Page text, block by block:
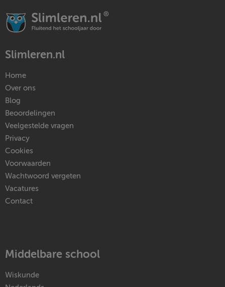
Slimleren.nl
Home
Over ons
Blog
Beoordelingen
Veelgestelde vragen
Privacy
Cookies
Voorwaarden
Wachtwoord vergeten
Vacatures
Contact
Middelbare school
Wiskunde